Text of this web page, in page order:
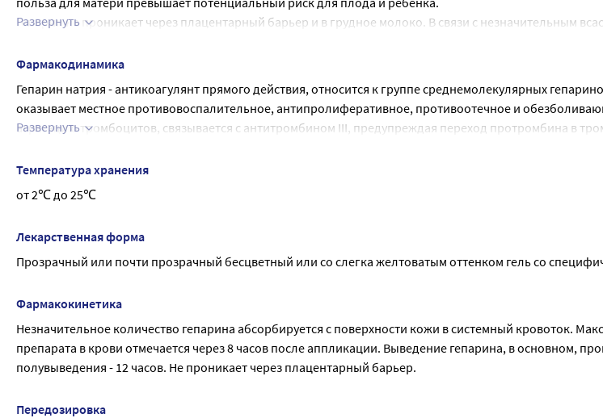
Гепарин не проникает через плацентарный барьер и в грудное молоко. В связи с незначительным
Однако, перед применением препарата во время беременности и в период грудного вскармливания
Развернуть
Фармакодинамика
Гепарин натрия - антикоагулянт прямого действия, относится к группе среднемолекулярных
оказывает местное противовоспалительное, антипролиферативное, противоотечное и
агрегацию тромбоцитов, связывается с антитромбином III, предупреждая переход протромбина в
Улучшает микроциркуляцию и активизирует тканевой обмен, благодаря этому ускоряет процессы
конечной итоге восстанавливает проходимость вен.
Развернуть
Температура хранения
от 2℃ до 25℃
Лекарственная форма
Прозрачный или почти прозрачный бесцветный или со слегка желтоватым оттенком гель со
Фармакокинетика
Незначительное количество гепарина абсорбируется с поверхности кожи в системный кровоток.
препарата в крови отмечается через 8 часов после аппликации. Выведение гепарина, в основном,
полувыведения - 12 часов. Не проникает через плацентарный барьер.
Передозировка